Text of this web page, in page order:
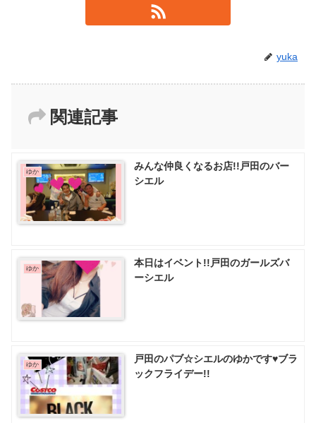
yuka
関連記事
ゆか
みんな仲良くなるお店!!戸田のバー
シエル
ゆか
本日はイベント!!戸田のガールズバ
ーシエル
ゆか
戸田のパブ☆シエルのゆかです♥️ブラ
ックフライデー!!